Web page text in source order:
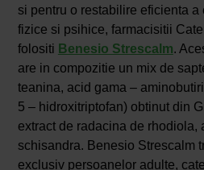
si pentru o restabilire eficienta
fizice si psihice, farmacisitii
folositi Benesio Strescalm.
are in compozitie un mix de
teanina, acid gama –
5 – hidroxitriptofan) obtinut din
extract de radacina de rhodiola,
schisandra. Benesio Strescalm
exclusiv persoanelor adulte,